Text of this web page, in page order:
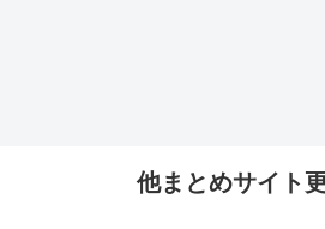
他まとめサイト